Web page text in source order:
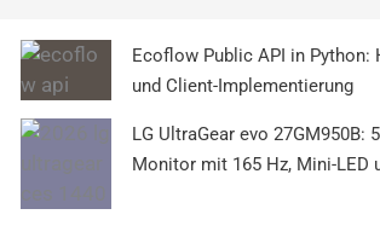
Ecoflow Public API in Python:
und Client-Implementierung
LG UltraGear evo 27GM950B:
Monitor mit 165 Hz, Mini-LED